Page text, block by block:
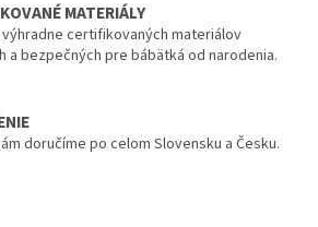
MATERIÁLY
certifikovaných materiálov
a bezpečných pre bábätká od narodenia.
doručíme po celom Slovensku a Česku.